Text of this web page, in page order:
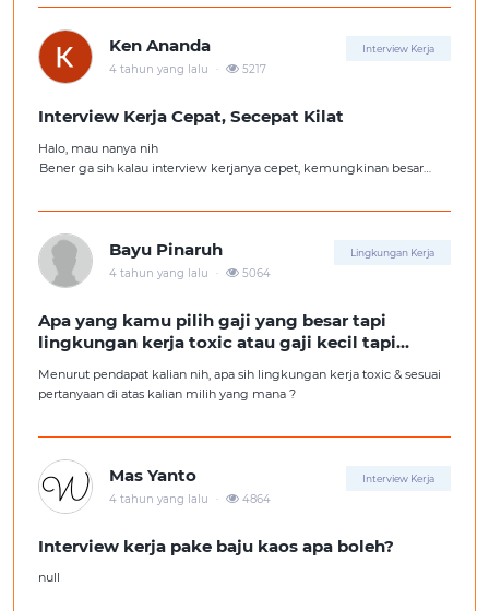
aku ambil kerjaan sesuai jurusan.
Ken Ananda Interview Kerja
4 tahun yang lalu . 5217
Interview Kerja Cepat, Secepat Kilat
Halo, mau nanya nih
Bener ga sih kalau interview kerjanya cepet, kemungkinan besar
Tolong pencerahannya dong kakak-kakak semua, soalnya aku fresh
Bayu Pinaruh Lingkungan Kerja
4 tahun yang lalu . 5064
Apa yang kamu pilih gaji yang besar tapi
lingkungan kerja toxic atau gaji kecil tapi
Menurut pendapat kalian nih, apa sih lingkungan kerja toxic & sesuai
pertanyaan di atas kalian milih yang mana ?
Mas Yanto Interview Kerja
4 tahun yang lalu . 4864
Interview kerja pake baju kaos apa boleh?
null